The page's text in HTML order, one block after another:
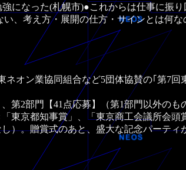
になった(札幌市)●これからは仕事に振
、考え方・展開の仕方・サインとは何
オン業協同組合など5団体協賛の｢第7回
2部門【41点応募】（第1部門以外のも
東京都知事賞」、「東京商工会議所会
）。贈賞式のあと、盛大な記念パーティ